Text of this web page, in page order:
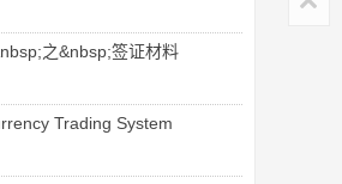
之&nbsp;签证材料
Trading System